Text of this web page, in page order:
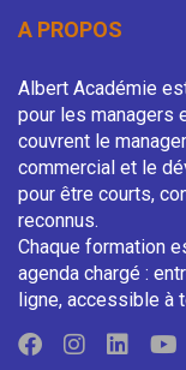
A PROPOS
Albert Académie
pour les managers
couvrent le
commercial et le
pour être courts,
reconnus.
Chaque formation
agenda chargé :
ligne, accessible à